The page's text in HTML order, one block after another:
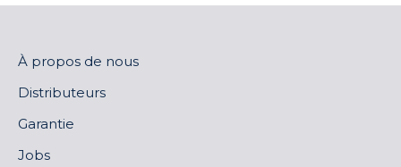
À propos de nous
Distributeurs
Garantie
Jobs